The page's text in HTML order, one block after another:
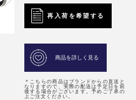
再入荷を希望する
商品を詳しく見る
＊こちらの商品はブランドからの直送と
なりますので、実際の配送は予定日を前
後する場合がございます。予めご了承の
上ご注文ください。